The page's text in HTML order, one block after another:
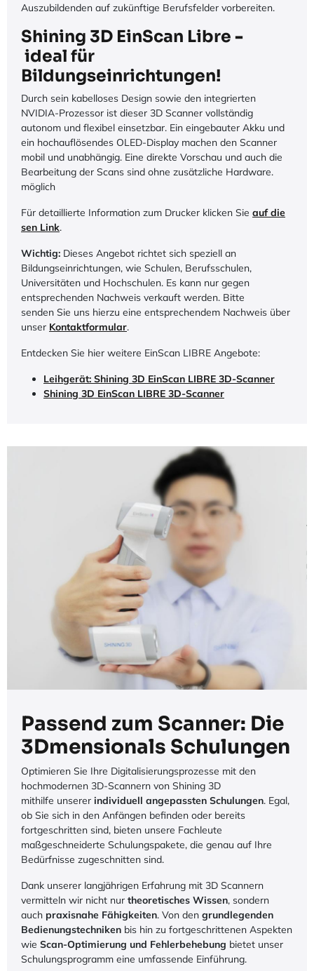
Auszubildenden auf zukünftige Berufsfelder vorbereiten.
Shining 3D EinScan Libre -
ideal für
Bildungseinrichtungen!
Durch sein kabelloses Design sowie den integrierten
NVIDIA-Prozessor ist dieser 3D Scanner vollständig
autonom und flexibel einsetzbar. Ein eingebauter Akku und
ein hochauflösendes OLED-Display machen den Scanner
mobil und unabhängig. Eine direkte Vorschau und auch die
Bearbeitung der Scans sind ohne zusätzliche Hardware.
möglich
Für detaillierte Information zum Drucker klicken Sie auf die​
sen Link.
Wichtig: Dieses Angebot richtet sich speziell an
Bildungseinrichtungen, wie Schulen, Berufsschulen,
Universitäten und Hochschulen. Es kann nur gegen
entsprechenden Nachweis verkauft werden. Bitte
senden Sie uns hierzu eine entsprechendem Nachweis über
unser Kontaktformular.
Entdecken Sie hier weitere EinScan LIBRE Angebote:
Leihgerät: Shining 3D EinScan LIBRE 3D-Scanner
Shining 3D EinScan LIBRE 3D-Scanner
Passend zum Scanner: Die
3Dmensionals Schulungen
Optimieren Sie Ihre Digitalisierungsprozesse mit den
hochmodernen 3D-Scannern von Shining 3D
mithilfe unserer individuell angepassten Schulungen. Egal,
ob Sie sich in den Anfängen befinden oder bereits
fortgeschritten sind, bieten unsere Fachleute
maßgeschneiderte Schulungspakete, die genau auf Ihre
Bedürfnisse zugeschnitten sind.
Dank unserer langjährigen Erfahrung mit 3D Scannern
vermitteln wir nicht nur theoretisches Wissen, sondern
auch praxisnahe Fähigkeiten. Von den grundlegenden
Bedienungstechniken bis hin zu fortgeschrittenen Aspekten
wie Scan-Optimierung und Fehlerbehebung bietet unser
Schulungsprogramm eine umfassende Einführung.